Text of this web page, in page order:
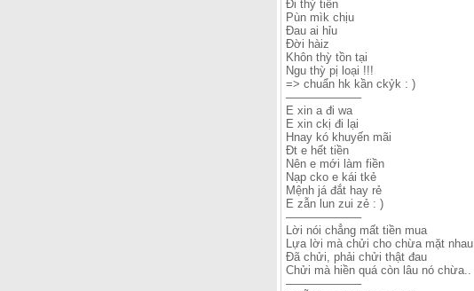
Đi thỳ tiễn
Pùn mìk chịu
Đau ai hỉu
Đời hàiz
Khôn thỳ tồn tại
Ngu thỳ pị loại !!!
=> chuẩn hk kần ckỷk : )
——————–
E xin a đi wa
E xin ckị đi lại
Hnay kó khuyến mãi
Đt e hết tiền
Nên e mới làm fiền
Nạp cko e kái tkẻ
Mệnh já đắt hay rẻ
E zẫn lun zui zẻ : )
——————–
Lời nói chẳng mất tiền mua
Lựa lời mà chửi cho chừa mặt nhau
Đã chửi, phải chửi thật đau
Chửi mà hiền quá còn lâu nó chừa..
——————–